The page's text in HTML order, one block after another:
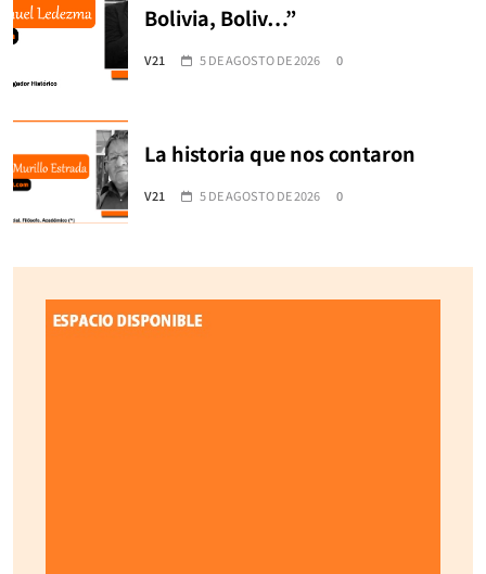
Bolivia, Boliv…”
V21 5 DE AGOSTO DE 2026 0
La historia que nos contaron
V21 5 DE AGOSTO DE 2026 0